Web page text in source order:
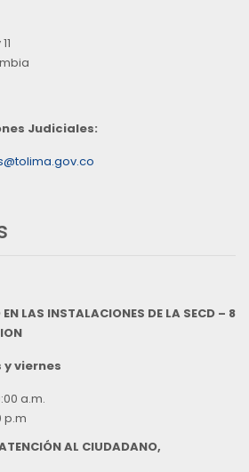
Judiciales:
LAS INSTALACIONES DE LA SECD – 8
viernes
a.m.
p.m
AL CIUDADANO,